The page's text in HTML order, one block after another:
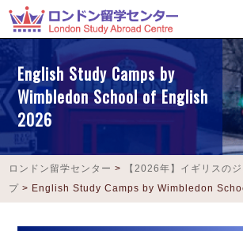
English Study Camps by
Wimbledon School of English
2026
ロンドン留学センター >
【2026年】イギリスの
プ > English Study Camps by Wimbledon